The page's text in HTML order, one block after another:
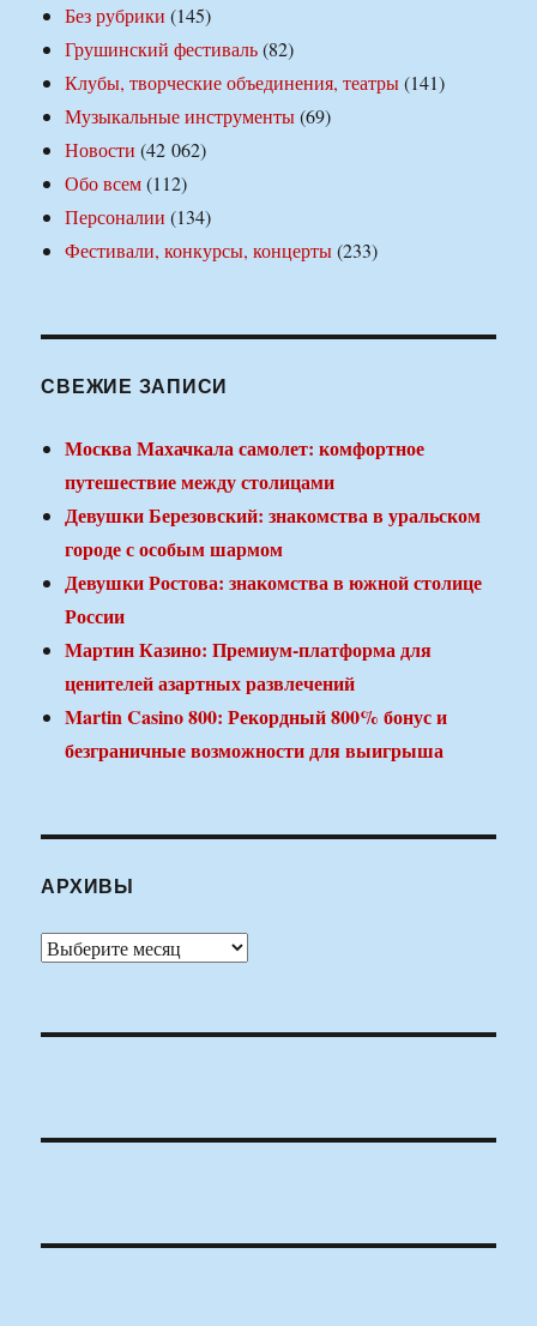
Без рубрики (145)
Грушинский фестиваль(82)
Клубы, творческие объединения, театры(141)
Музыкальные инструменты(69)
Новости (42 062)
Обо всем(112)
Персоналии (134)
Фестивали, конкурсы, концерты(233)
СВЕЖИЕ ЗАПИСИ
Москва Махачкала самолет: комфортное
путешествие между столицами
Девушки Березовский: знакомства в уральском
городе с особым шармом
Девушки Ростова: знакомства в южной столице
России
Мартин Казино: Премиум-платформа для
ценителей азартных развлечений
Martin Casino 800: Рекордный 800% бонус и
безграничные возможности для выигрыша
АРХИВЫ
Архивы